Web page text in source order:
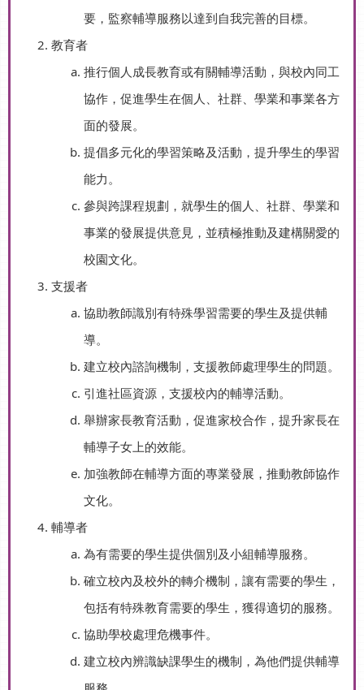
要，監察輔導服務以達到自我完善的目標。
教育者
推行個人成長教育或有關輔導活動，與校內同工
協作，促進學生在個人、社群、學業和事業各方
面的發展。
提倡多元化的學習策略及活動，提升學生的學習
能力。
參與跨課程規劃，就學生的個人、社群、學業和
事業的發展提供意見，並積極推動及建構關愛的
校園文化。
支援者
協助教師識別有特殊學習需要的學生及提供輔
導。
建立校內諮詢機制，支援教師處理學生的問題。
引進社區資源，支援校內的輔導活動。
舉辦家長教育活動，促進家校合作，提升家長在
輔導子女上的效能。
加強教師在輔導方面的專業發展，推動教師協作
文化。
輔導者
為有需要的學生提供個別及小組輔導服務。
確立校內及校外的轉介機制，讓有需要的學生，
包括有特殊教育需要的學生，獲得適切的服務。
協助學校處理危機事件。
建立校內辨識缺課學生的機制，為他們提供輔導